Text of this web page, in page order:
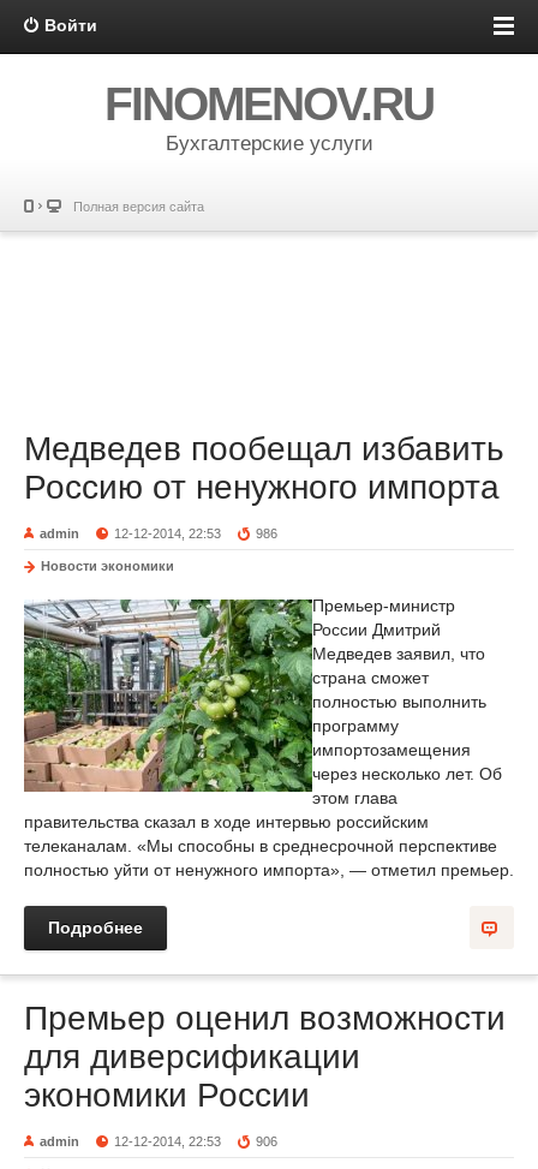
Войти
FINOMENOV.RU
Бухгалтерские услуги
Полная версия сайта
Медведев пообещал избавить
Россию от ненужного импорта
admin 12-12-2014, 22:53 986
Новости экономики
Премьер-министр
России Дмитрий
Медведев заявил, что
страна сможет
полностью выполнить
программу
импортозамещения
через несколько лет. Об
этом глава
правительства сказал в ходе интервью российским
телеканалам. «Мы способны в среднесрочной перспективе
полностью уйти от ненужного импорта», — отметил премьер.
Подробнее
Премьер оценил возможности
для диверсификации
экономики России
admin 12-12-2014, 22:53 906